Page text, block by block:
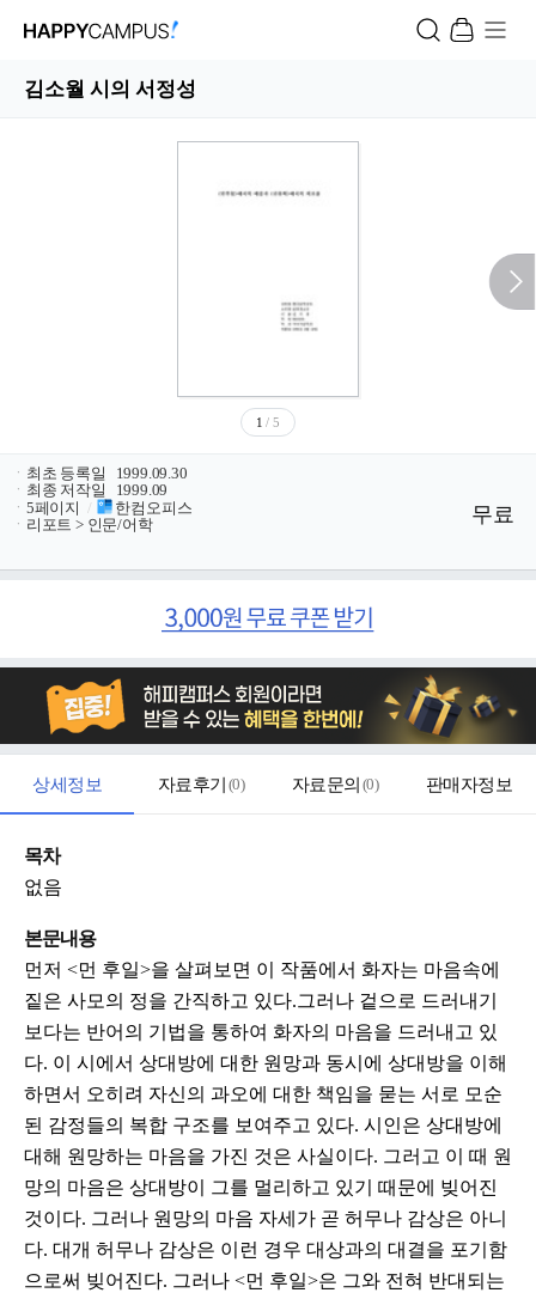
김소월 시의 서정성
1 / 5
ㆍ 최초 등록일
1999.09.30
ㆍ 최종 저작일
1999.09
ㆍ 5페이지 /
한컴오피스
ㆍ 리포트 > 인문/어학 무료
상세정보 자료후기 (0) 자료문의 (0) 판매자정보
목차
없음
본문내용
먼저 <먼 후일>을 살펴보면 이 작품에서 화자는 마음속에
짙은 사모의 정을 간직하고 있다.그러나 겉으로 드러내기
보다는 반어의 기법을 통하여 화자의 마음을 드러내고 있
다. 이 시에서 상대방에 대한 원망과 동시에 상대방을 이해
하면서 오히려 자신의 과오에 대한 책임을 묻는 서로 모순
된 감정들의 복합 구조를 보여주고 있다. 시인은 상대방에
대해 원망하는 마음을 가진 것은 사실이다. 그러고 이 때 원
망의 마음은 상대방이 그를 멀리하고 있기 때문에 빚어진
것이다. 그러나 원망의 마음 자세가 곧 허무나 감상은 아니
다. 대개 허무나 감상은 이런 경우 대상과의 대결을 포기함
으로써 빚어진다. 그러나 <먼 후일>은 그와 전혀 반대되는